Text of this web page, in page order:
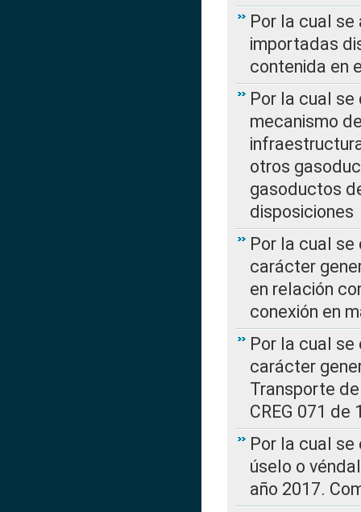
Por la cual
importadas
contenida en
Por la cual se
mecanismo
otros
gasoductos
disposiciones
Por la cual
carácter
en relación
conexión en
Por la cual
carácter
Transporte
CREG 071 de
Por la cual
úselo o
año 2017.